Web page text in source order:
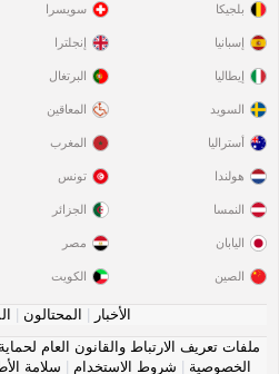
بلجيكا
إسبانيا
إيطاليا
السويد
سويسرا
إنجلترا
البرتغال
المعاقين
أستراليا
هولندا
النمسا
اليابان
الصين
المغرب
تونس
الجزائر
مصر
الكويت
الأخبار المحتالون
ملفات تعريف الارتباط والقانون العام لحماية
الخصوصية
شروط الاستخدام سلامة